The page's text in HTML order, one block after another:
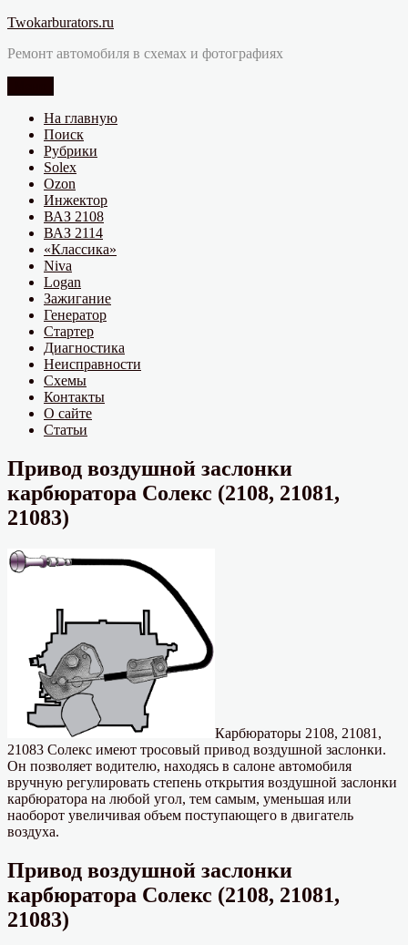
Перейти
содержимому
Twokarburators.ru
Ремонт автомобиля в схемах и фотографиях
На главную
Поиск
Рубрики
Solex
Ozon
Инжектор
ВАЗ 2108
ВАЗ 2114
«Классика»
Niva
Logan
Зажигание
Генератор
Стартер
Диагностика
Неисправности
Схемы
Контакты
О сайте
Статьи
Привод воздушной заслонки
карбюратора Солекс (2108, 21081,
21083)
Карбюраторы 2108, 21081,
21083 Солекс имеют тросовый привод воздушной заслонки.
Он позволяет водителю, находясь в салоне автомобиля
вручную регулировать степень открытия воздушной заслонки
карбюратора на любой угол, тем самым, уменьшая или
наоборот увеличивая объем поступающего в двигатель
воздуха.
Привод воздушной заслонки
карбюратора Солекс (2108, 21081,
21083)